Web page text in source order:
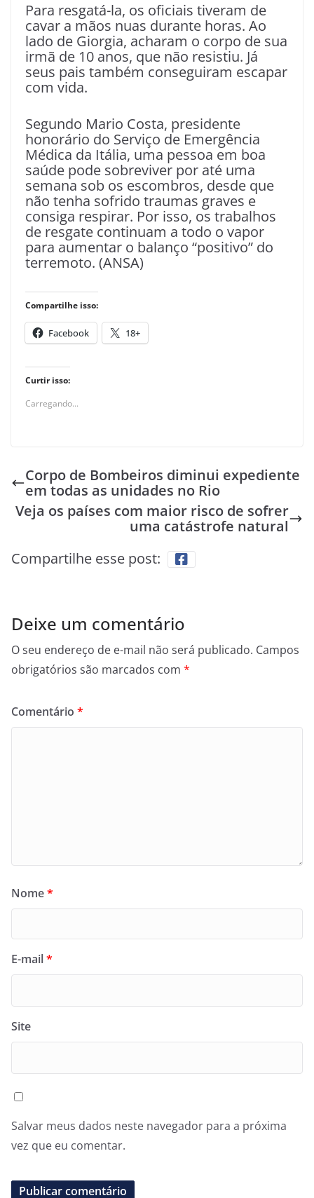
Para resgatá-la, os oficiais tiveram de
cavar a mãos nuas durante horas. Ao
lado de Giorgia, acharam o corpo de sua
irmã de 10 anos, que não resistiu. Já
seus pais também conseguiram escapar
com vida.
Segundo Mario Costa, presidente
honorário do Serviço de Emergência
Médica da Itália, uma pessoa em boa
saúde pode sobreviver por até uma
semana sob os escombros, desde que
não tenha sofrido traumas graves e
consiga respirar. Por isso, os trabalhos
de resgate continuam a todo o vapor
para aumentar o balanço “positivo” do
terremoto. (ANSA)
Compartilhe isso:
Facebook 18+
Curtir isso:
Carregando...
Corpo de Bombeiros diminui expediente
em todas as unidades no Rio
Veja os países com maior risco de sofrer
uma catástrofe natural
Compartilhe esse post:
Deixe um comentário
O seu endereço de e-mail não será publicado. Campos
obrigatórios são marcados com *
Comentário *
Nome*
E-mail*
Site
Salvar meus dados neste navegador para a próxima
vez que eu comentar.